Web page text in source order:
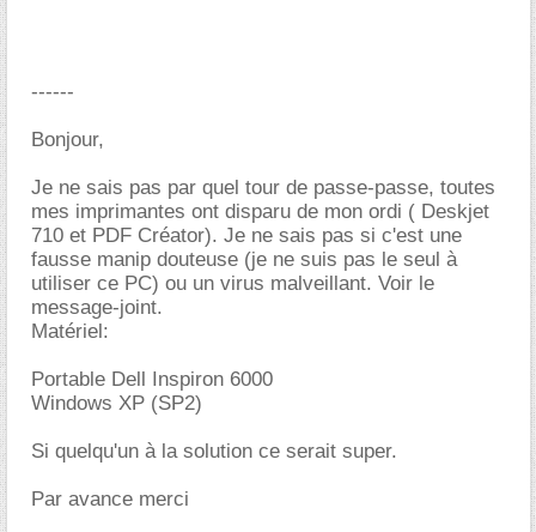
------
Bonjour,
Je ne sais pas par quel tour de passe-passe, toutes
mes imprimantes ont disparu de mon ordi ( Deskjet
710 et PDF Créator). Je ne sais pas si c'est une
fausse manip douteuse (je ne suis pas le seul à
utiliser ce PC) ou un virus malveillant. Voir le
message-joint.
Matériel:
Portable Dell Inspiron 6000
Windows XP (SP2)
Si quelqu'un à la solution ce serait super.
Par avance merci